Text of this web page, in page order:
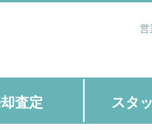
営
査定 スタ